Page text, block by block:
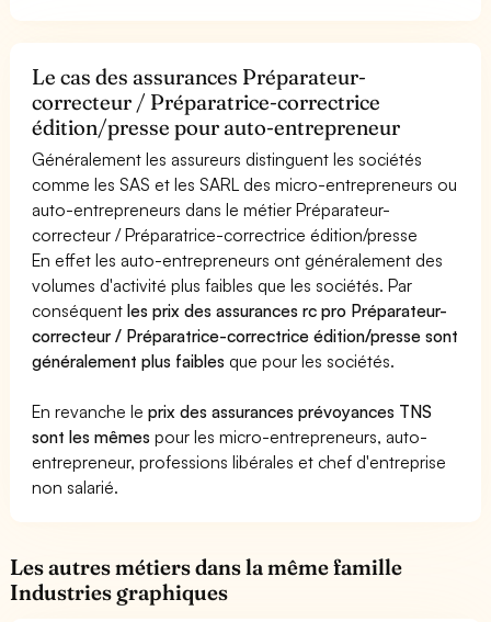
Le cas des assurances Préparateur-
correcteur / Préparatrice-correctrice
édition/presse pour auto-entrepreneur
Généralement les assureurs distinguent les sociétés
comme les SAS et les SARL des micro-entrepreneurs ou
auto-entrepreneurs dans le métier Préparateur-
correcteur / Préparatrice-correctrice édition/presse
En effet les auto-entrepreneurs ont généralement des
volumes d'activité plus faibles que les sociétés. Par
conséquentles prix des assurances rc pro Préparateur-
correcteur / Préparatrice-correctrice édition/presse sont
généralement plus faibles que pour les sociétés.
En revanche leprix des assurances prévoyances TNS
sont les mêmes pour les micro-entrepreneurs, auto-
entrepreneur, professions libérales et chef d'entreprise
non salarié.
Les autres métiers dans la même famille
Industries graphiques